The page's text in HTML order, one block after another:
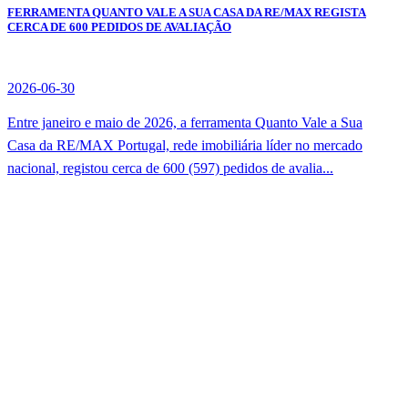
FERRAMENTA QUANTO VALE A SUA CASA DA RE/MAX REGISTA
CERCA DE 600 PEDIDOS DE AVALIAÇÃO
2026-06-30
Entre janeiro e maio de 2026, a ferramenta Quanto Vale a Sua
Casa da RE/MAX Portugal, rede imobiliária líder no mercado
nacional, registou cerca de 600 (597) pedidos de avalia...